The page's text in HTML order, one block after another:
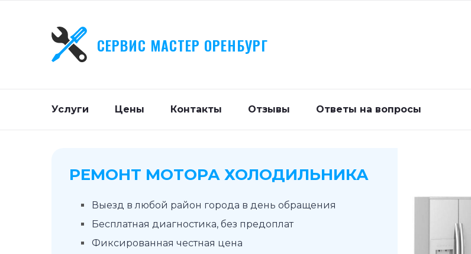
СЕРВИС МАСТЕР ОРЕНБУРГ
Услуги Цены Контакты Отзывы Ответы на вопросы
РЕМОНТ МОТОРА ХОЛОДИЛЬНИКА
Выезд в любой район города в день обращения
Бесплатная диагностика, без предоплат
Фиксированная честная цена